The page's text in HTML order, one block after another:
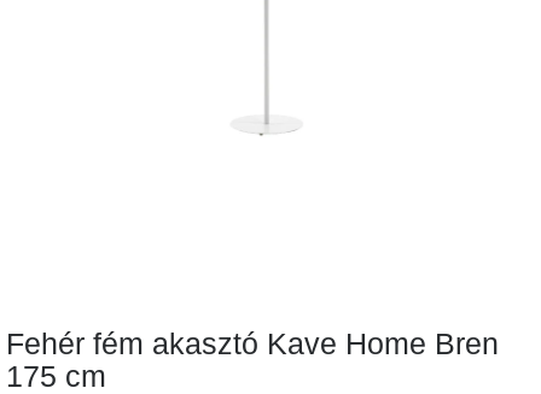
gyűjtemény
Fehér fém akasztó Kave Home Bren
175 cm